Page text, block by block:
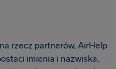
rzecz partnerów, AirHelp
imienia i nazwiska,